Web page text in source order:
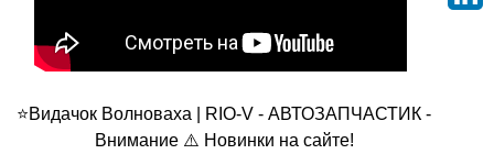
⭐Видачок Волноваха | RIO-V - АВТОЗАПЧАСТИК -
Внимание ⚠️ Новинки на сайте!